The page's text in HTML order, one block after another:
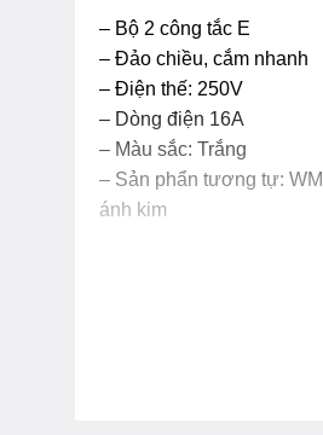
– Bộ 2 công tắc E
– Đảo chiều, cắm nhanh
– Điện thế: 250V
– Dòng điện 16A
– Màu sắc: Trắng
– Sản phẩn tương tự:
ánh kim